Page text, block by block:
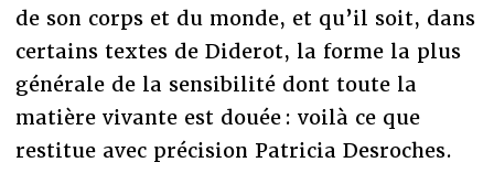
de son corps et du monde, et qu’il soit, dans
certains textes de Diderot, la forme la plus
générale de la sensibilité dont toute la
matière vivante est douée : voilà ce que
restitue avec précision Patricia Desroches.